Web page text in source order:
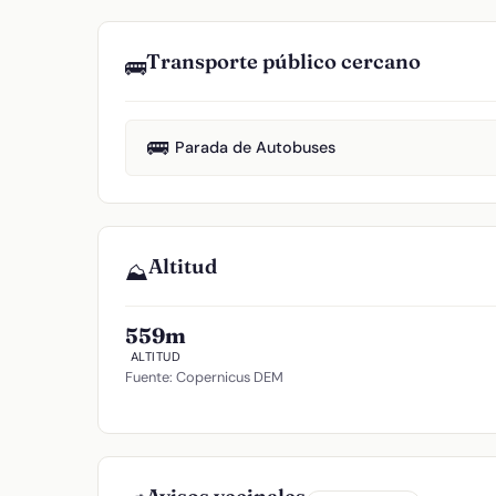
🚌Transporte público cercano
🚌 Parada de Autobuses
⛰️Altitud
559m
ALTITUD
Fuente: Copernicus DEM